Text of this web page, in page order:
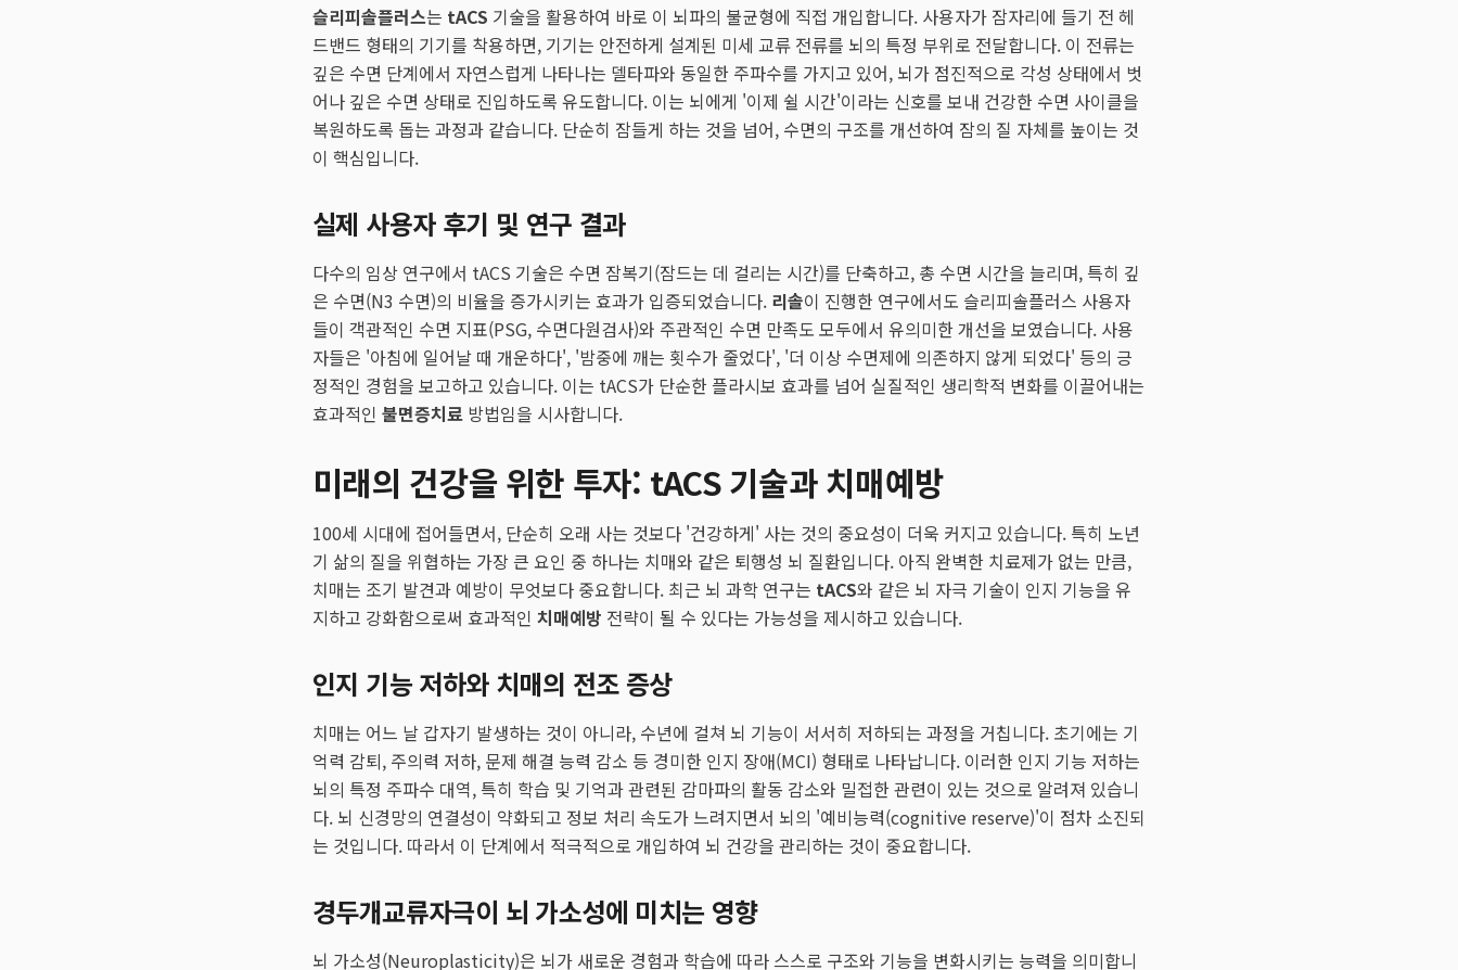
슬리피솔플러스는 tACS 기술을 활용하여 바로 이 뇌파의 불균형에 직접 개입합니다. 사용자가 잠자리에 들기 전 헤
드밴드 형태의 기기를 착용하면, 기기는 안전하게 설계된 미세 교류 전류를 뇌의 특정 부위로 전달합니다. 이 전류는
깊은 수면 단계에서 자연스럽게 나타나는 델타파와 동일한 주파수를 가지고 있어, 뇌가 점진적으로 각성 상태에서 벗
어나 깊은 수면 상태로 진입하도록 유도합니다. 이는 뇌에게 '이제 쉴 시간'이라는 신호를 보내 건강한 수면 사이클을
복원하도록 돕는 과정과 같습니다. 단순히 잠들게 하는 것을 넘어, 수면의 구조를 개선하여 잠의 질 자체를 높이는 것
이 핵심입니다.
실제 사용자 후기 및 연구 결과
다수의 임상 연구에서 tACS 기술은 수면 잠복기(잠드는 데 걸리는 시간)를 단축하고, 총 수면 시간을 늘리며, 특히 깊
은 수면(N3 수면)의 비율을 증가시키는 효과가 입증되었습니다. 리솔이 진행한 연구에서도 슬리피솔플러스 사용자
들이 객관적인 수면 지표(PSG, 수면다원검사)와 주관적인 수면 만족도 모두에서 유의미한 개선을 보였습니다. 사용
자들은 '아침에 일어날 때 개운하다', '밤중에 깨는 횟수가 줄었다', '더 이상 수면제에 의존하지 않게 되었다' 등의 긍
정적인 경험을 보고하고 있습니다. 이는 tACS가 단순한 플라시보 효과를 넘어 실질적인 생리학적 변화를 이끌어내는
효과적인 불면증치료 방법임을 시사합니다.
미래의 건강을 위한 투자: tACS 기술과 치매예방
100세 시대에 접어들면서, 단순히 오래 사는 것보다 '건강하게' 사는 것의 중요성이 더욱 커지고 있습니다. 특히 노년
기 삶의 질을 위협하는 가장 큰 요인 중 하나는 치매와 같은 퇴행성 뇌 질환입니다. 아직 완벽한 치료제가 없는 만큼,
치매는 조기 발견과 예방이 무엇보다 중요합니다. 최근 뇌 과학 연구는 tACS와 같은 뇌 자극 기술이 인지 기능을 유
지하고 강화함으로써 효과적인 치매예방 전략이 될 수 있다는 가능성을 제시하고 있습니다.
인지 기능 저하와 치매의 전조 증상
치매는 어느 날 갑자기 발생하는 것이 아니라, 수년에 걸쳐 뇌 기능이 서서히 저하되는 과정을 거칩니다. 초기에는 기
억력 감퇴, 주의력 저하, 문제 해결 능력 감소 등 경미한 인지 장애(MCI) 형태로 나타납니다. 이러한 인지 기능 저하는
뇌의 특정 주파수 대역, 특히 학습 및 기억과 관련된 감마파의 활동 감소와 밀접한 관련이 있는 것으로 알려져 있습니
다. 뇌 신경망의 연결성이 약화되고 정보 처리 속도가 느려지면서 뇌의 '예비능력(cognitive reserve)'이 점차 소진되
는 것입니다. 따라서 이 단계에서 적극적으로 개입하여 뇌 건강을 관리하는 것이 중요합니다.
경두개교류자극이 뇌 가소성에 미치는 영향
뇌 가소성(Neuroplasticity)은 뇌가 새로운 경험과 학습에 따라 스스로 구조와 기능을 변화시키는 능력을 의미합니